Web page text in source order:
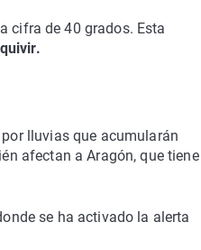
cifra de 40 grados. Esta
por lluvias que acumularán
afectan a Aragón, que
se ha activado la alerta